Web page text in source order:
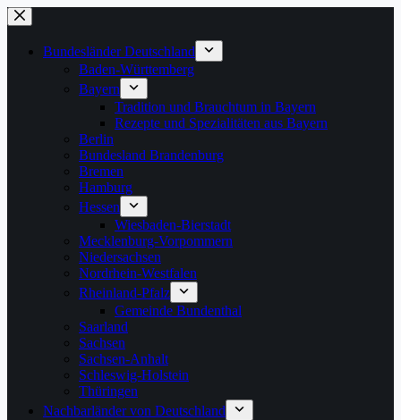
Zum
Inhalt
springenBundesländer Deutschland
Baden-Württemberg
Bayern
Tradition und Brauchtum in Bayern
Rezepte und Spezialitäten aus Bayern
Berlin
Bundesland Brandenburg
Bremen
Hamburg
Hessen
Wiesbaden-Bierstadt
Mecklenburg-Vorpommern
Niedersachsen
Nordrhein-Westfalen
Rheinland-Pfalz
Gemeinde Bundenthal
Saarland
Sachsen
Sachsen-Anhalt
Schleswig-Holstein
Thüringen
Nachbarländer von Deutschland